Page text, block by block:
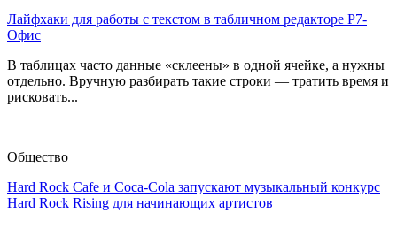
Лайфхаки для работы с текстом в табличном редакторе Р7-
Офис
В таблицах часто данные «склеены» в одной ячейке, а нужны
отдельно. Вручную разбирать такие строки — тратить время и
рисковать...
Общество
Hard Rock Cafe и Coca-Cola запускают музыкальный конкурс
Hard Rock Rising для начинающих артистов